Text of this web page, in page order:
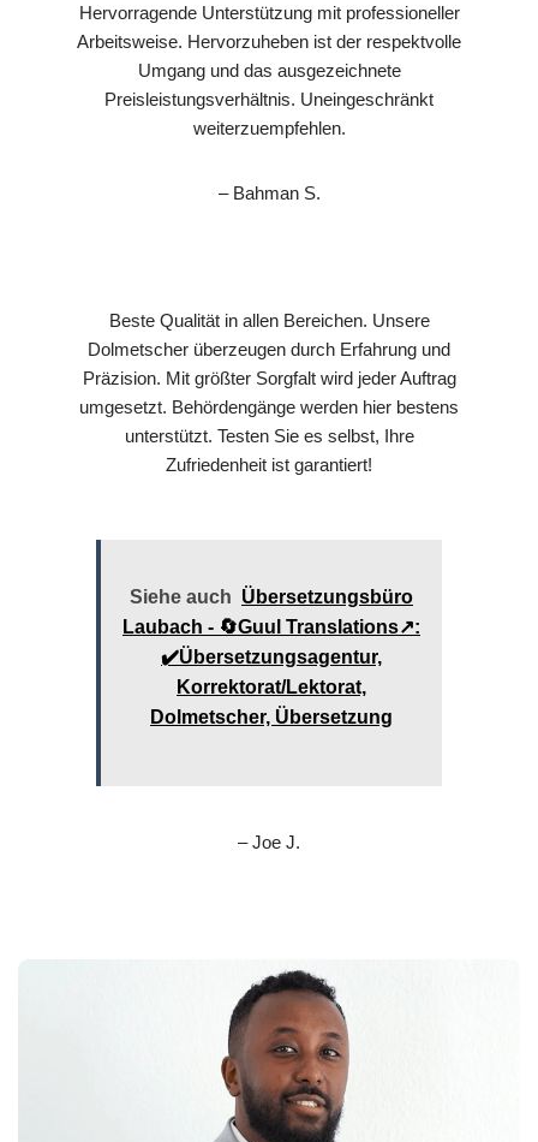
Hervorragende Unterstützung mit professioneller
Arbeitsweise. Hervorzuheben ist der respektvolle
Umgang und das ausgezeichnete
Preisleistungsverhältnis. Uneingeschränkt
weiterzuempfehlen.
– Bahman S.
Beste Qualität in allen Bereichen. Unsere
Dolmetscher überzeugen durch Erfahrung und
Präzision. Mit größter Sorgfalt wird jeder Auftrag
umgesetzt. Behördengänge werden hier bestens
unterstützt. Testen Sie es selbst, Ihre
Zufriedenheit ist garantiert!
Siehe auch Übersetzungsbüro
Laubach - 🔄Guul Translations↗️:
✔️Übersetzungsagentur,
Korrektorat/Lektorat,
Dolmetscher, Übersetzung
– Joe J.